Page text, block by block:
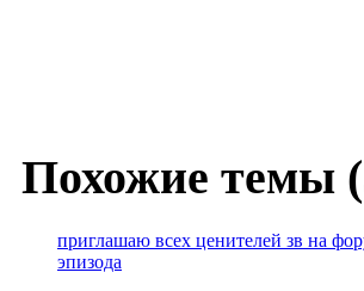
Похожие темы
приглашаю всех ценителей зв на
эпизода